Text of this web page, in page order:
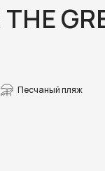
Песчаный пляж